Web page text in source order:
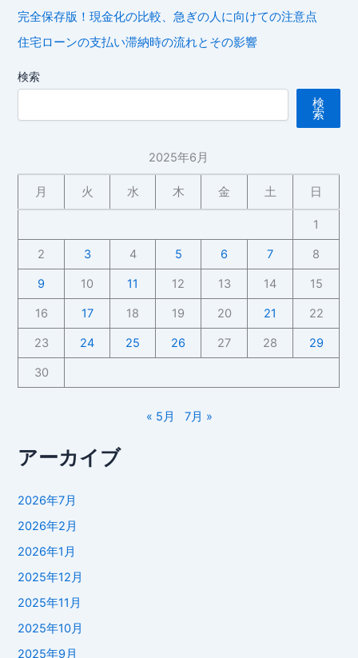
完全保存版！現金化の比較、急ぎの人に向けての注意点
住宅ローンの支払い滞納時の流れとその影響
検索
検
索
2025年6月
月 火 水 木 金 土 日
1
2 3 4 5 6 7 8
9 10 11 12 13 14 15
16 17 18 19 20 21 22
23 24 25 26 27 28 29
30
« 5月 7月 »
アーカイブ
2026年7月
2026年2月
2026年1月
2025年12月
2025年11月
2025年10月
2025年9月